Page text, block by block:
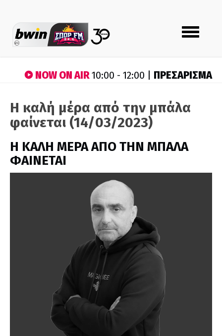
Toggle
navigation
NOW ON AIR10:00 - 12:00 | ΠΡΕΣΑΡΙΣΜΑ
Η καλή μέρα από την μπάλα
φαίνεται (14/03/2023)
H ΚΑΛΗ ΜΕΡΑ ΑΠΟ ΤΗΝ ΜΠΑΛΑ
ΦΑΙΝΕΤΑΙ